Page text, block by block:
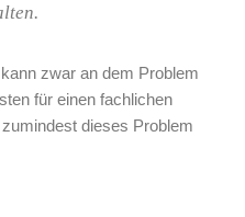
zwar an dem Problem
für einen fachlichen
dieses Problem